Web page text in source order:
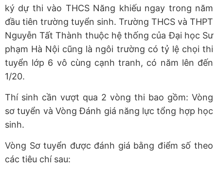
ký dự thi vào THCS Năng khiếu ngay trong năm
đầu tiên trường tuyển sinh. Trường THCS và THPT
Nguyễn Tất Thành thuộc hệ thống của Đại học Sư
phạm Hà Nội cũng là ngôi trường có tỷ lệ chọi thi
tuyển lớp 6 vô cùng cạnh tranh, có năm lên đến
1/20.
Thí sinh cần vượt qua 2 vòng thi bao gồm: Vòng
sơ tuyển và Vòng Đánh giá năng lực tổng hợp học
sinh.
Vòng Sơ tuyển được đánh giá bằng điểm số theo
các tiêu chí sau: